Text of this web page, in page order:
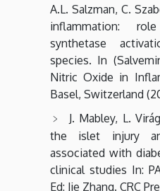
A.L. Salzman, C.
inflammation:
synthetase
species. In
Nitric Oxide in
Basel, Switzerland
J. Mabley, L.
the islet injury
associated with
clinical studies In:
Ed: Jie Zhang. CRC